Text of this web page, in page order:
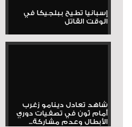
إسبانيا تطيح ببلجيكا في
الوقت القاتل
شاهد تعادل دينامو زغرب
أمام ثون في تصفيات دوري
الأبطال وعدم مشاركة...